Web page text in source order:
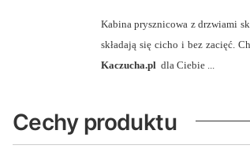
Kabina prysznicowa z drzwiami
składają się cicho i bez zacięć.
Kaczucha.pl dla Ciebie ...
Cechy produktu